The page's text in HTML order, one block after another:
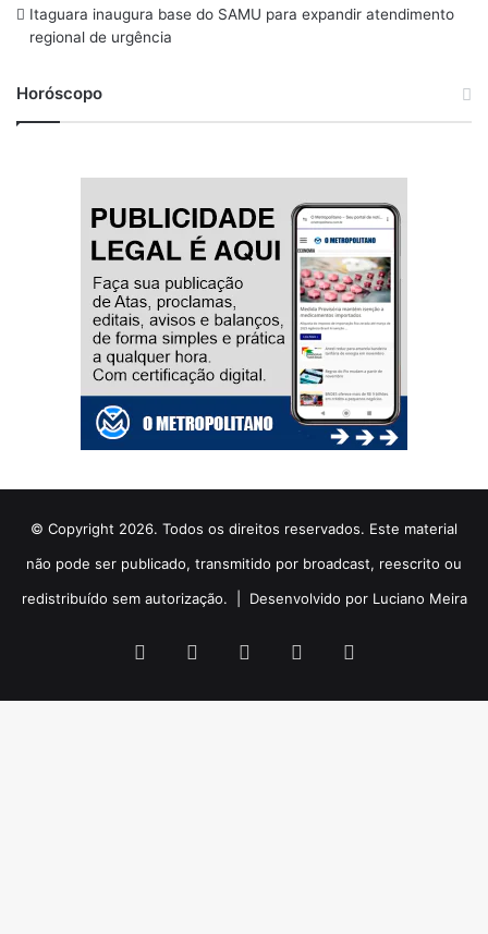
Itaguara inaugura base do SAMU para expandir atendimento
regional de urgência
Horóscopo
© Copyright 2026. Todos os direitos reservados. Este material
não pode ser publicado, transmitido por broadcast, reescrito ou
redistribuído sem autorização. | Desenvolvido por Luciano Meira
Facebook YouTubeInstagram